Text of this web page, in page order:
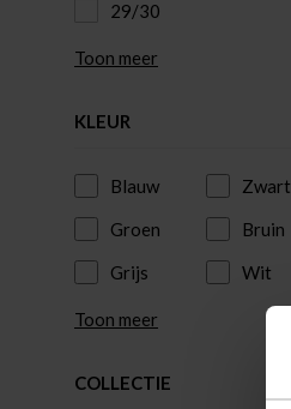
29/30
Toon meer
KLEUR
Blauw
Zwart
Groen
Bruin
Grijs
Wit
Toon meer
COLLECTIE